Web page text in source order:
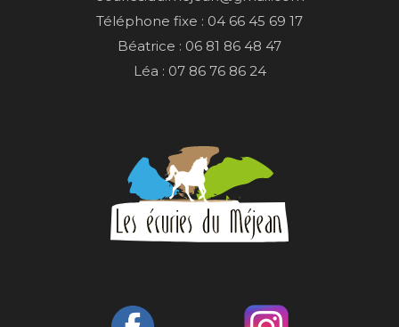
Téléphone fixe : 04 66 45 69 17
Béatrice : 06 81 86 48 47
Léa : 07 86 76 86 24